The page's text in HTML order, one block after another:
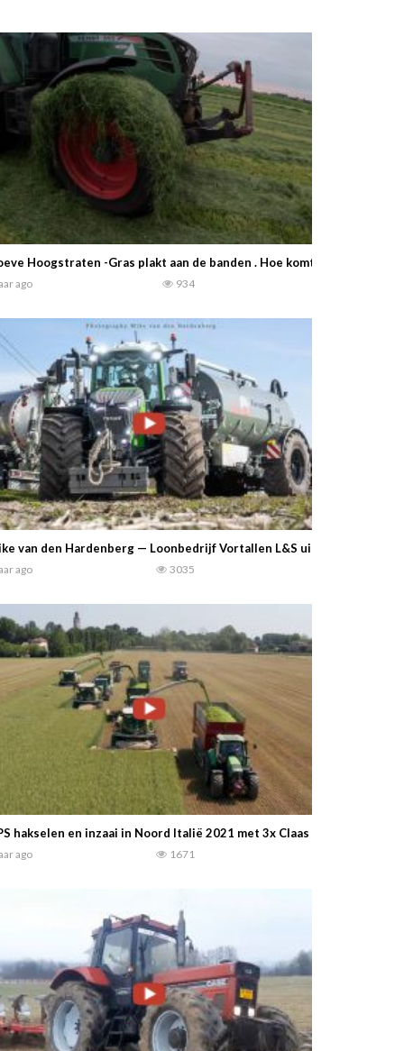
Hoogstraten -Gras plakt aan de banden . Hoe komt dat? – Wat
ago 934
van den Hardenberg — Loonbedrijf Vortallen L&S uit Haren. Fendt
ago 3035
hakselen en inzaai in Noord Italië 2021 met 3x Claas Jaguar en
ago 1671